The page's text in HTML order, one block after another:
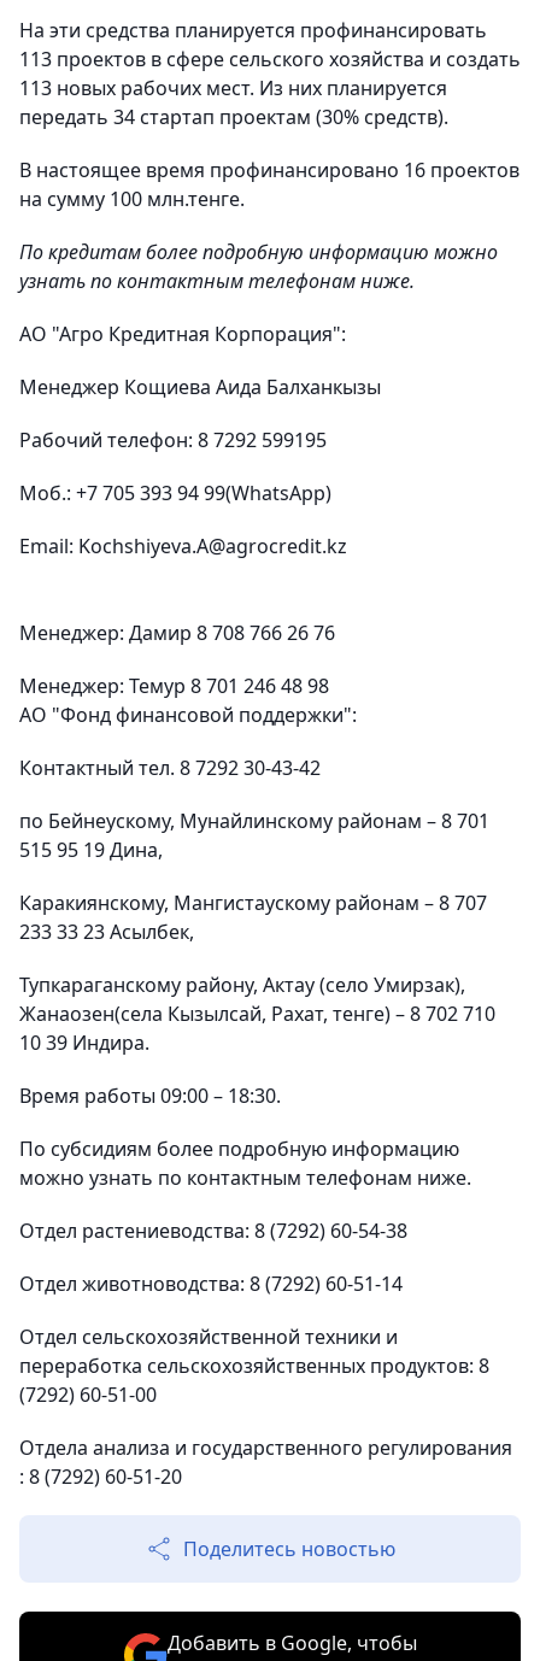
На эти средства планируется профинансировать
113 проектов в сфере сельского хозяйства и создать
113 новых рабочих мест. Из них планируется
передать 34 стартап проектам (30% средств).
В настоящее время профинансировано 16 проектов
на сумму 100 млн.тенге.
По кредитам более подробную информацию можно
узнать по контактным телефонам ниже.
АО "Агро Кредитная Корпорация":
Менеджер Кощиева Аида Балханкызы
Рабочий телефон: 8 7292 599195
Моб.: +7 705 393 94 99(WhatsApp)
Email: Kochshiyeva.A@agrocredit.kz
Менеджер: Дамир 8 708 766 26 76
Менеджер: Темур 8 701 246 48 98
АО "Фонд финансовой поддержки":
Контактный тел. 8 7292 30-43-42
по Бейнеускому, Мунайлинскому районам – 8 701
515 95 19 Дина,
Каракиянскому, Мангистаускому районам – 8 707
233 33 23 Асылбек,
Тупкараганскому району, Актау (село Умирзак),
Жанаозен(села Кызылсай, Рахат, тенге) – 8 702 710
10 39 Индира.
Время работы 09:00 – 18:30.
По субсидиям более подробную информацию
можно узнать по контактным телефонам ниже.
Отдел растениеводства: 8 (7292) 60-54-38
Отдел животноводства: 8 (7292) 60-51-14
Отдел сельскохозяйственной техники и
переработка сельскохозяйственных продуктов: 8
(7292) 60-51-00
Отдела анализа и государственного регулирования
: 8 (7292) 60-51-20
Поделитесь новостью
Добавить в Google, чтобы